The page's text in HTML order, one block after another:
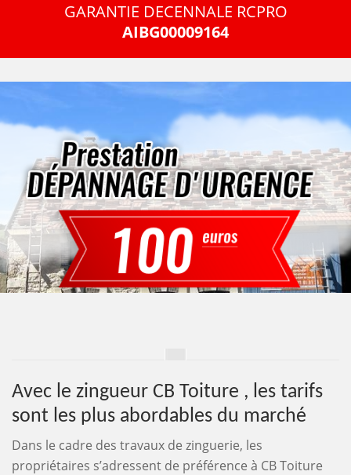
GARANTIE DECENNALE RCPRO
AIBG00009164
Avec le zingueur CB Toiture , les tarifs
sont les plus abordables du marché
Dans le cadre des travaux de zinguerie, les
propriétaires s’adressent de préférence à CB Toiture